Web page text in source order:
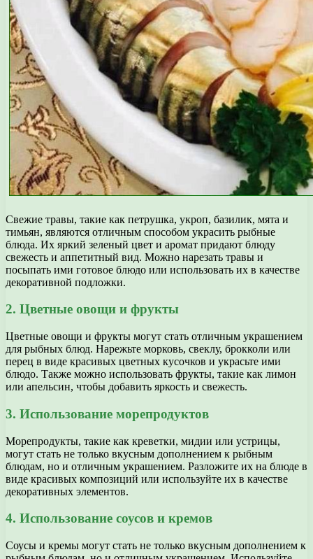
Свежие травы, такие как петрушка, укроп, базилик, мятa и
тимьян, являются отличным способом украсить рыбные
блюда. Их яркий зеленый цвет и аромат придают блюду
свежесть и аппетитный вид. Можно нарезать травы и
посыпать ими готовое блюдо или использовать их в качестве
декоративной подложки.
2. Цветные овощи и фрукты
Цветные овощи и фрукты могут стать отличным украшением
для рыбных блюд. Нарежьте морковь, свеклу, брокколи или
перец в виде красивых цветных кусочков и украсьте ими
блюдо. Также можно использовать фрукты, такие как лимон
или апельсин, чтобы добавить яркость и свежесть.
3. Использование морепродуктов
Морепродукты, такие как креветки, мидии или устрицы,
могут стать не только вкусным дополнением к рыбным
блюдам, но и отличным украшением. Разложите их на блюде в
виде красивых композиций или используйте их в качестве
декоративных элементов.
4. Использование соусов и кремов
Соусы и кремы могут стать не только вкусным дополнением к